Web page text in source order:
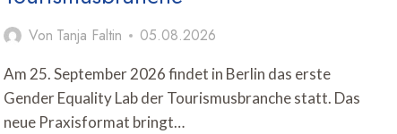
Von Tanja Faltin 05.08.2026
Am 25. September 2026 findet in Berlin das erste
Gender Equality Lab der Tourismusbranche statt. Das
neue Praxisformat bringt…